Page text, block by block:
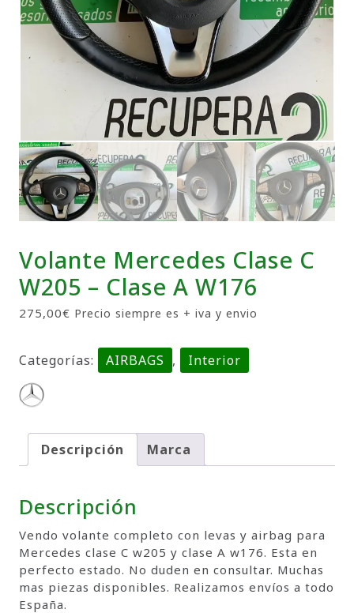
Volante Mercedes Clase C
W205 – Clase A W176
275,00€ Precio siempre es + iva y envio
Categorías: AIRBAGS , Interior
Descripción Marca
Descripción
Vendo volante completo con levas y airbag para
Mercedes clase C w205 y clase A w176. Esta en
perfecto estado. No duden en consultar. Muchas
mas piezas disponibles. Realizamos envíos a todo
España.